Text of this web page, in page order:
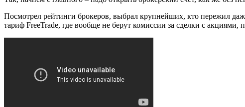
Посмотрел рейтинги брокеров, выбрал крупнейших, кто пережил
тариф FreeTrade, где вообще не берут комиссии за сделки с